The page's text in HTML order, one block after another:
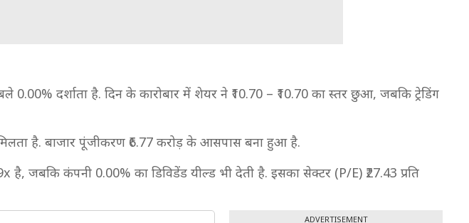
0.00% दर्शाता है. दिन के कारोबार में शेयर ने ₹10.70 – ₹10.70 का स्तर छुआ, जबकि ट्रेडिंग
है. बाजार पूंजीकरण ₹6.77 करोड़ के आसपास बना हुआ है.
जबकि कंपनी 0.00% का डिविडेंड यील्ड भी देती है. इसका सेक्टर (P/E) ₹27.43 प्रति
ADVERTISEMENT